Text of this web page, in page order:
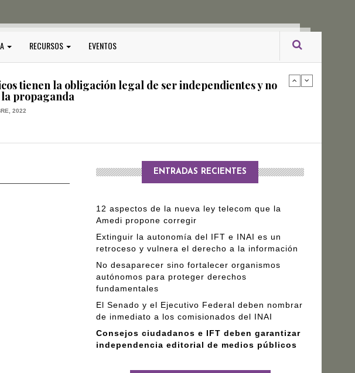
RECURSOS EVENTOS
2022
tienen la obligación legal de ser independientes y no
propaganda
2022
e IFT deben garantizar independencia editorial de
ENTRADAS RECIENTES
12 aspectos de la nueva ley telecom que la
Amedi propone corregir
Extinguir la autonomía del IFT e INAI es un
retroceso y vulnera el derecho a la información
No desaparecer sino fortalecer organismos
autónomos para proteger derechos
fundamentales
El Senado y el Ejecutivo Federal deben nombrar
de inmediato a los comisionados del INAI
Consejos ciudadanos e IFT deben garantizar
independencia editorial de medios públicos